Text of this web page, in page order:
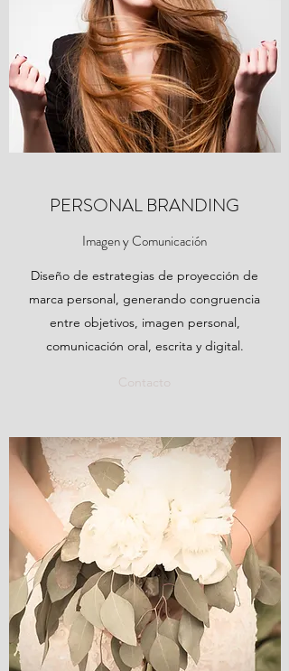
PERSONAL BRANDING
Imagen y Comunicación
Diseño de estrategias de proyección de
marca personal, generando congruencia
entre objetivos, imagen personal,
comunicación oral, escrita y digital.
Contacto